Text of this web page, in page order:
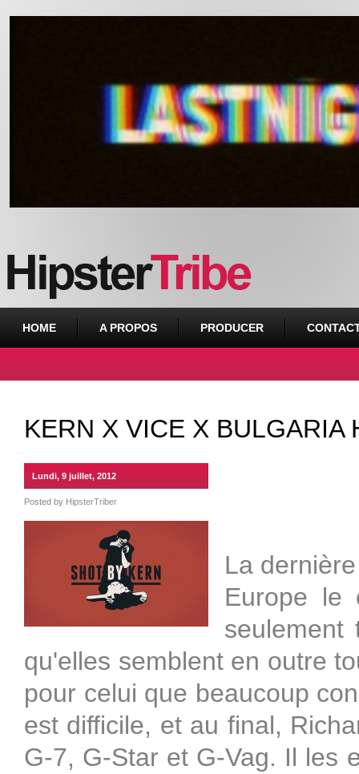
HOME A PROPOS PRODUCER
KERN X VICE X BULGARIA
Lundi, 9 juillet, 2012
Posted by HipsterTriber
La
Europe le
seulement
qu'elles semblent en outre
pour celui que beaucoup
est difficile, et au final,
G-7, G-Star et G-Vag. Il les